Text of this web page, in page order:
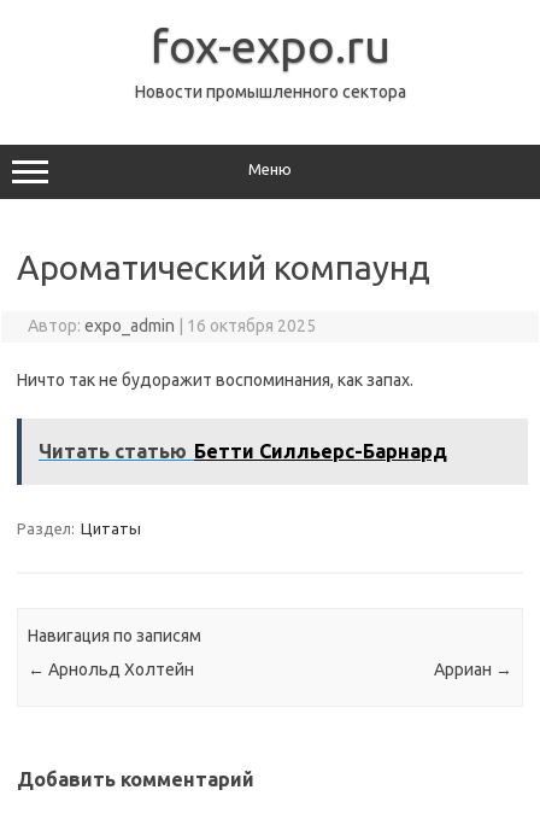
fox-expo.ru
Новости промышленного сектора
Меню
Ароматический компаунд
Автор: expo_admin 16 октября 2025
Ничто так не будоражит воспоминания, как запах.
Читать статью Бетти Силльерс-Барнард
Раздел: Цитаты
Навигация по записям
← Арнольд Холтейн Арриан →
Добавить комментарий